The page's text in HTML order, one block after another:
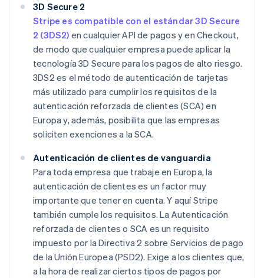
3D Secure 2
Stripe es compatible con el estándar 3D Secure
2 (3DS2) en cualquier API de pagos y en Checkout,
de modo que cualquier empresa puede aplicar la
tecnología 3D Secure para los pagos de alto riesgo.
3DS2 es el método de autenticación de tarjetas
más utilizado para cumplir los requisitos de la
autenticación reforzada de clientes (SCA) en
Europa y, además, posibilita que las empresas
soliciten exenciones a la SCA.
Autenticación de clientes de vanguardia
Para toda empresa que trabaje en Europa, la
autenticación de clientes es un factor muy
importante que tener en cuenta. Y aquí Stripe
también cumple los requisitos. La Autenticación
reforzada de clientes o SCA es un requisito
impuesto por la Directiva 2 sobre Servicios de pago
de la Unión Europea (PSD2). Exige a los clientes que,
a la hora de realizar ciertos tipos de pagos por